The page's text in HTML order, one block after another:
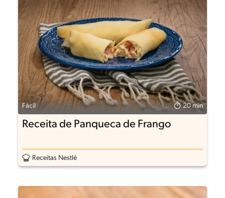
Fácil 20 min
Receita de Panqueca de Frango
Receitas Nestlé